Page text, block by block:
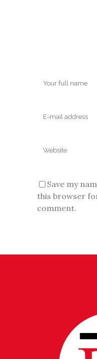
Save my
this browser
comment.